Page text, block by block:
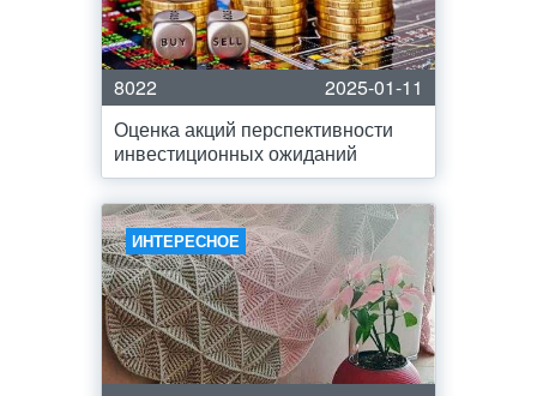
8022
2025-01-11
Оценка акций перспективности
инвестиционных ожиданий
ИНТЕРЕСНОЕ